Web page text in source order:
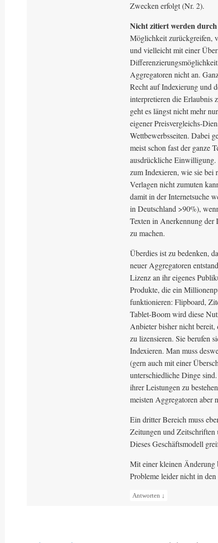
Zwecken erfolgt (Nr. 2).
Nicht zitiert werden
Möglichkeit zurückgreifen,
und vielleicht mit einer
Aggregatoren nicht an.
Recht auf Indexierung und
interpretieren die Erlaubnis
geht es längst nicht mehr
eigener Preisvergleichs-
Wettbewerbsseiten. Dabei
meist schon fast der ganze
ausdrückliche
zum Indexieren, wie sie bei
Verlagen nicht zumuten
damit in der Internetsuche
in Deutschland >90%),
Texten in Anerkennung
zu machen.
Überdies ist zu bedenken,
neuer Aggregatoren
Lizenz an ihr eigenes
Produkte, die ein
funktionieren: Flipboard,
Tablet-Boom wird diese
Anbieter bisher nicht
zu lizensieren. Sie berufen
Indexieren. Man muss
(gern auch mit einer
unterschiedliche Dinge
ihrer Leistungen zu
meisten Aggregatoren aber
Ein dritter Bereich muss
Zeitungen und Zeitschriften
Dieses Geschäftsmodell
Mit einer kleinen Änderung
Probleme leider nicht in
Antworten ↓